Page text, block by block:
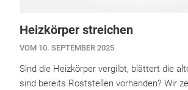
Heizkörper streichen
VOM 10. SEPTEMBER 2025
Sind die Heizkörper vergilbt, blättert die
sind bereits Roststellen vorhanden? Wir